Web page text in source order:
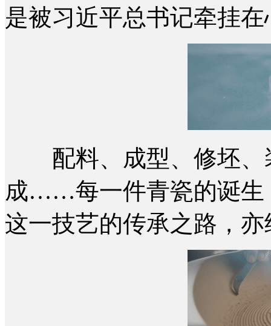
是被习近平总书记牵挂
配料、成型、修坯、
成……每一件青瓷的诞生
这一技艺的传承之路，